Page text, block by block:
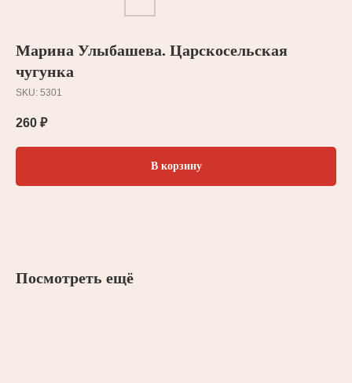
Марина Улыбашева. Царскосельская
чугунка
SKU: 5301
260 ₽
В корзину
Посмотреть ещё